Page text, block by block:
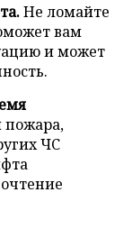
Не ломайте
вам
и может
пожара,
ЧС